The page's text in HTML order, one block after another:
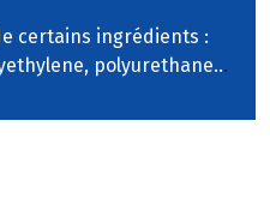
certains ingrédients :
polyurethane...